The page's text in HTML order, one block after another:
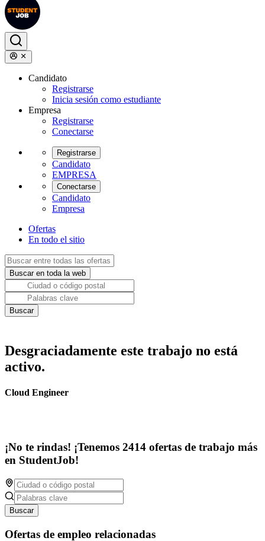
Candidato
Registrarse
Inicia sesión como estudiante
Empresa
Registrarse
Conectarse
Registrarse
Candidato
EMPRESA
Conectarse
Candidato
Empresa
Ofertas
En todo el sitio
Desgraciadamente este trabajo no está
activo.
Cloud Engineer
¡No te rindas! ¡Tenemos 2414 ofertas de trabajo más
en StudentJob!
Buscar
Ofertas de empleo relacionadas